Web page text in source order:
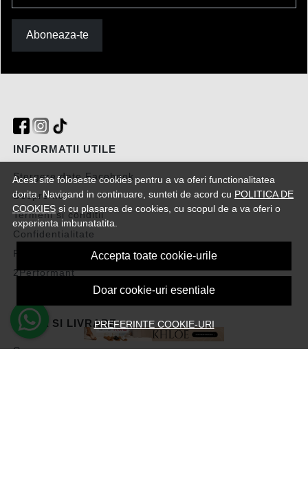
Acest site foloseste cookies pentru a va oferi functionalitatea
dorita. Navigand in continuare, sunteti de acord cu POLITICA DE
COOKIES si cu plasarea de cookies, cu scopul de a va oferi o
experienta imbunatatita.
Accepta toate cookie-urile
Doar cookie-uri esentiale
PREFERINTE COOKIE-URI
Aboneaza-te
INFORMATII UTILE
Stergere date Facebook
Despre noi
Termeni si conditii
Confidentialitate
Politica de Cookies
2Performant
PLATA SI LIVRARE
Cum cumpar